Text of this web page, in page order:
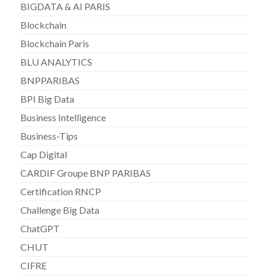
BIGDATA & AI PARIS
Blockchain
Blockchain Paris
BLU ANALYTICS
BNPPARIBAS
BPI Big Data
Business Intelligence
Business-Tips
Cap Digital
CARDIF Groupe BNP PARIBAS
Certification RNCP
Challenge Big Data
ChatGPT
CHUT
CIFRE